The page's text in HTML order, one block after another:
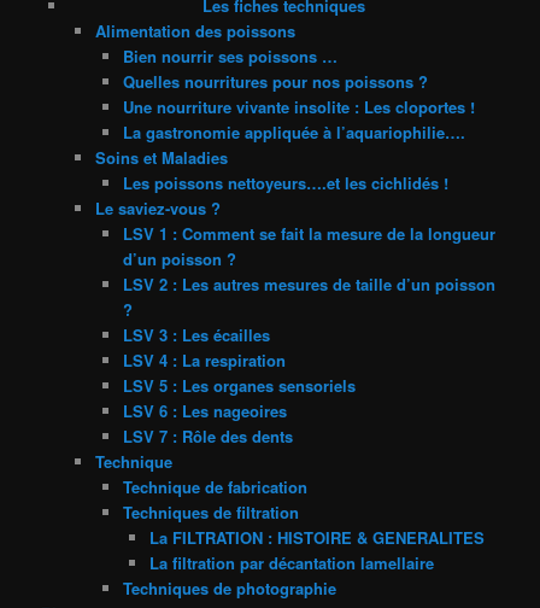
Les fiches techniques
Alimentation des poissons
Bien nourrir ses poissons …
Quelles nourritures pour nos poissons ?
Une nourriture vivante insolite : Les cloportes !
La gastronomie appliquée à l’aquariophilie….
Soins et Maladies
Les poissons nettoyeurs….et les cichlidés !
Le saviez-vous ?
LSV 1 : Comment se fait la mesure de la longueur
d’un poisson ?
LSV 2 : Les autres mesures de taille d’un poisson
?
LSV 3 : Les écailles
LSV 4 : La respiration
LSV 5 : Les organes sensoriels
LSV 6 : Les nageoires
LSV 7 : Rôle des dents
Technique
Technique de fabrication
Techniques de filtration
La FILTRATION : HISTOIRE & GENERALITES
La filtration par décantation lamellaire
Techniques de photographie